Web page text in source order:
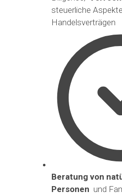
steuerliche
Handelsverträgen
Beratung von
Personen und